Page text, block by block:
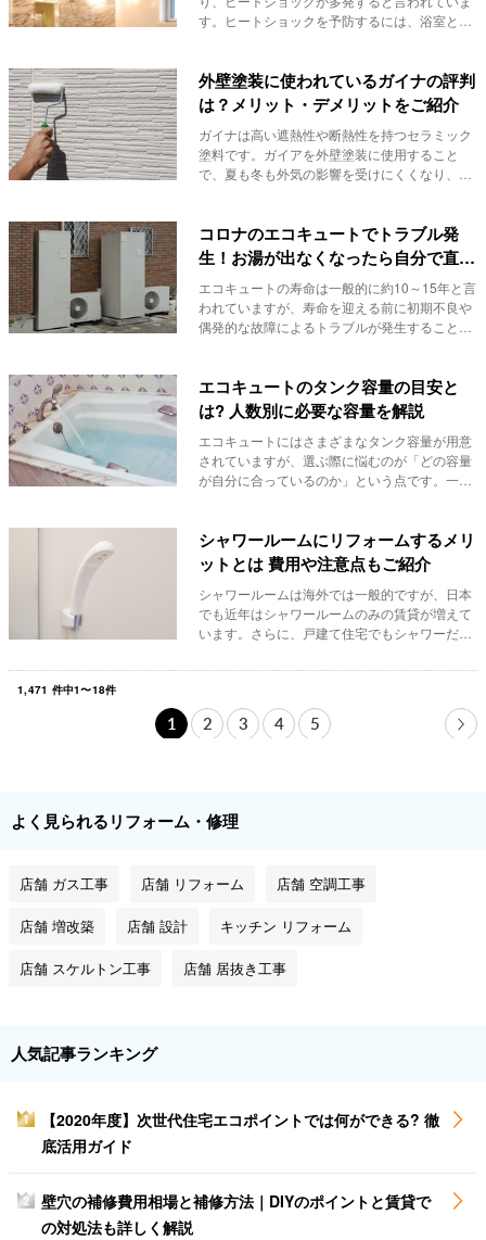
す。ヒートショックを予防するには、浴室とそ
外壁塗装に使われているガイナの評判
は？メリット・デメリットをご紹介
ガイナは高い遮熱性や断熱性を持つセラミック
塗料です。ガイアを外壁塗装に使用すること
で、夏も冬も外気の影響を受けにくくなり、冷
コロナのエコキュートでトラブル発
生！お湯が出なくなったら自分で直せ
る！？
エコキュートの寿命は一般的に約10～15年と言
われていますが、寿命を迎える前に初期不良や
偶発的な故障によるトラブルが発生することも
エコキュートのタンク容量の目安と
は? 人数別に必要な容量を解説
エコキュートにはさまざまなタンク容量が用意
されていますが、選ぶ際に悩むのが「どの容量
が自分に合っているのか」という点です。一般
シャワールームにリフォームするメリ
ットとは 費用や注意点もご紹介
シャワールームは海外では一般的ですが、日本
でも近年はシャワールームのみの賃貸が増えて
います。さらに、戸建て住宅でもシャワーだけ
1,471 件中1〜18件
1 2 3 4 5
よく見られるリフォーム・修理
店舗 ガス工事 店舗 リフォーム 店舗 空調工事
店舗 増改築 店舗 設計 キッチン リフォーム
店舗 スケルトン工事 店舗 居抜き工事
人気記事ランキング
1
【2020年度】次世代住宅エコポイントでは何ができる? 徹
底活用ガイド
2
壁穴の補修費用相場と補修方法｜DIYのポイントと賃貸で
の対処法も詳しく解説